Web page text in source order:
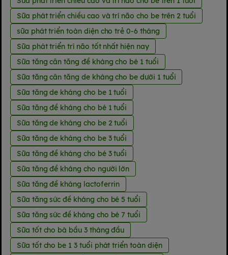
Sữa phát triển chiều cao và trí não cho be trên 2 tuổi
sữa phát triển toàn diện cho trẻ 0-6 tháng
Sữa phát triển trí não tốt nhất hiện nay
Sữa tăng cân tăng đề kháng cho bé 1 tuổi
Sữa tăng cân tăng de kháng cho be dưới 1 tuổi
Sữa tăng de kháng cho be 1 tuổi
Sữa tăng đề kháng cho bé 1 tuổi
Sữa tăng de kháng cho be 2 tuổi
Sữa tăng de kháng cho be 3 tuổi
Sữa tăng đề kháng cho bé 3 tuổi
Sữa tăng đề kháng cho người lớn
Sữa tăng đề kháng lactoferrin
Sữa tăng sức đề kháng cho bé 5 tuổi
Sữa tăng sức đề kháng cho bé 7 tuổi
Sữa tốt cho bà bầu 3 tháng đầu
Sữa tốt cho be 1 3 tuổi phát triển toàn diện